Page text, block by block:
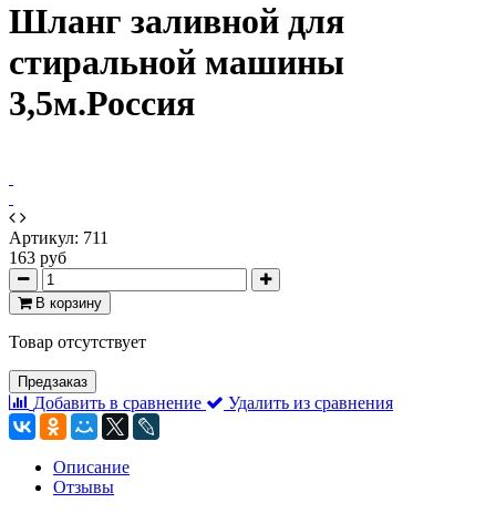
Шланг заливной для
стиральной машины
3,5м.Россия
Артикул: 711
163 руб
В корзину
Товар отсутствует
Предзаказ
Добавить в сравнение Удалить из сравнения
Описание
Отзывы